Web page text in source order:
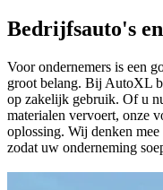
Bedrijfsauto's
Voor ondernemers is een
groot belang. Bij AutoXL
op zakelijk gebruik. Of u
materialen vervoert, onze
oplossing. Wij denken
zodat uw onderneming